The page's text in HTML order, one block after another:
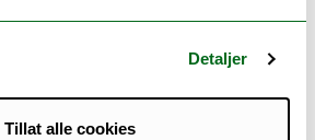
Detaljer
Tillat alle cookies
psykiske